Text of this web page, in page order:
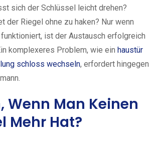
sich der Schlüssel leicht drehen?
der Riegel ohne zu haken? Nur wenn
ist der Austausch erfolgreich
komplexeres Problem, wie ein haustür
schloss wechseln, erfordert hingegen
Wenn Man Keinen
Mehr Hat?